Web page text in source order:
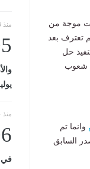
موجة من
تعترف بعد
حل
شعوب
وانما تم
السابق
منذ 28 يومًا
يوليو 2026
منذ